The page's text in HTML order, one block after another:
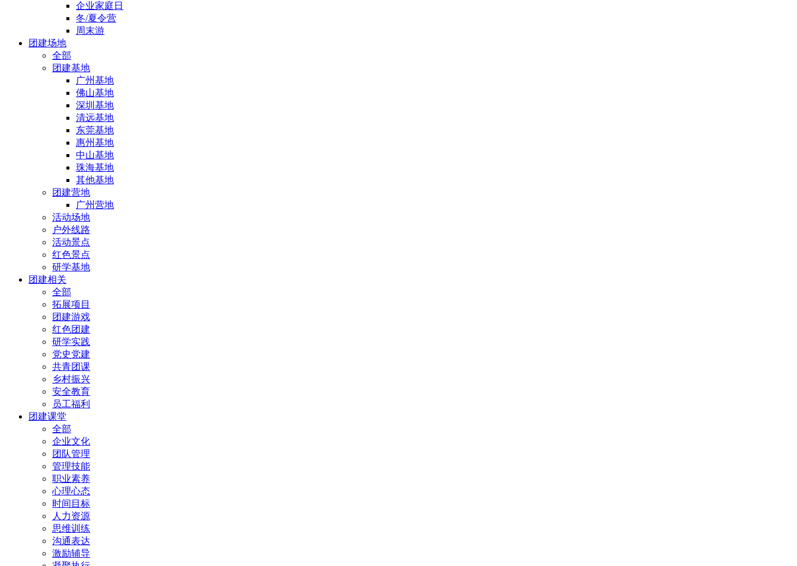
企业家庭日
冬/夏令营
周末游
团建场地
全部
团建基地
广州基地
佛山基地
深圳基地
清远基地
东莞基地
惠州基地
中山基地
珠海基地
其他基地
团建营地
广州营地
活动场地
户外线路
活动景点
红色景点
研学基地
团建相关
全部
拓展项目
团建游戏
红色团建
研学实践
党史党建
共青团课
乡村振兴
安全教育
员工福利
团建课堂
全部
企业文化
团队管理
管理技能
职业素养
心理心态
时间目标
人力资源
思维训练
沟通表达
激励辅导